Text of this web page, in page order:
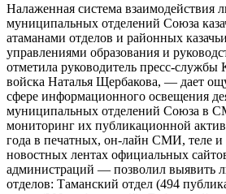
Налаженная система взаимодействия
муниципальных отделений Союза
атаманами отделов и районных
управлениями образования и
отметила руководитель пресс-службы
войска Наталья Щербакова, — дает
сфере информационного освещения
муниципальных отделений Союза в
мониторинг их публикационной
года в печатных, он-лайн СМИ, теле и
новостных лентах официальных
администраций — позволил выявить
отделов: Таманский отдел (494